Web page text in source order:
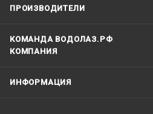
ПРОИЗВОДИТЕЛИ
КОМАНДА ВОДОЛАЗ.РФ
КОМПАНИЯ
ИНФОРМАЦИЯ